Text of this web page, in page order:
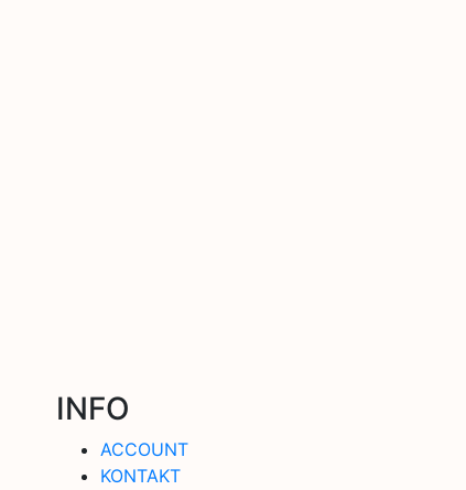
INFO
ACCOUNT
KONTAKT